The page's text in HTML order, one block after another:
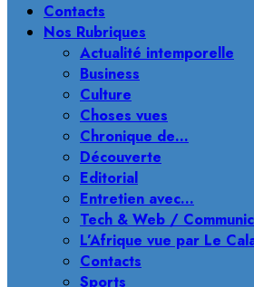
Contacts
Nos Rubriques
Actualité intemporelle
Business
Culture
Choses vues
Chronique de…
Découverte
Editorial
Entretien avec…
Tech & Web /
L’Afrique vue par Le
Contacts
Sports